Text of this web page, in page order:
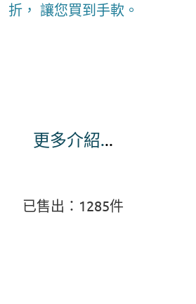
折， 讓您買到手軟。
更多介紹...
已售出：1285件